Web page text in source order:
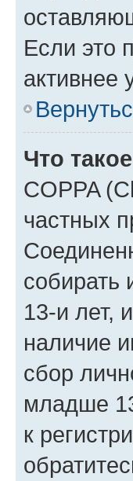
Если это
активнее
Что
COPPA
частных
собирать
13-и лет,
наличие
сбор
младше
к